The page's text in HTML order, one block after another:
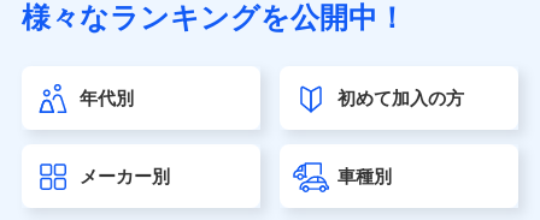
（https://www.sonylife.co.jp）
第一ネオ生命保険株式会社（https://neofirst.co.jp/）
大樹生命保険株式会社（https://www.taiju-life.co.jp）
seimei.co.jp）
チューリッヒ生命保険株式会社
様々なランキングを公開中！
年代別 初めて加入の方
メーカー別 車種別